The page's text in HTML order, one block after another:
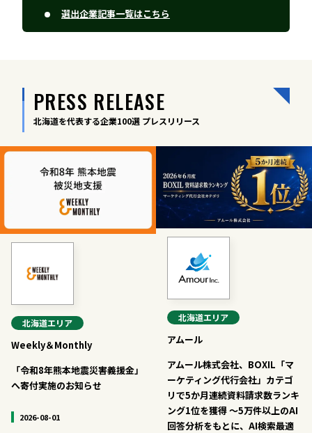
選出企業記事一覧はこちら
PRESS RELEASE
北海道を代表する企業100選 プレスリリース
北海道エリア
Weekly＆Monthly
「令和8年熊本地震災害義援金」
へ寄付実施のお知らせ
2026-08-01
北海道エリア
アムール
アムール株式会社、BOXIL「マ
ーケティング代行会社」カテゴ
リで5か月連続資料請求数ランキ
ング1位を獲得 ～5万件以上のAI
回答分析をもとに、AI検索最適